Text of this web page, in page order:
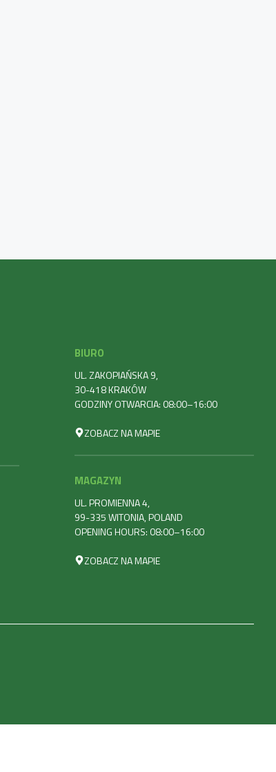
BIURO
UL. ZAKOPIAŃSKA 9,
30-418 KRAKÓW
GODZINY OTWARCIA: 08:00–16:00
ZOBACZ NA MAPIE
MAGAZYN
UL. PROMIENNA 4,
99-335 WITONIA, POLAND
OPENING HOURS: 08:00–16:00
ZOBACZ NA MAPIE